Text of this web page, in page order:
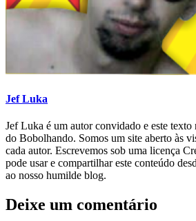
Jef Luka
Jef Luka é um autor convidado e este texto
do Bobolhando. Somos um site aberto às
cada autor. Escrevemos sob uma licença
pode usar e compartilhar este conteúdo
ao nosso humilde blog.
Deixe um comentário